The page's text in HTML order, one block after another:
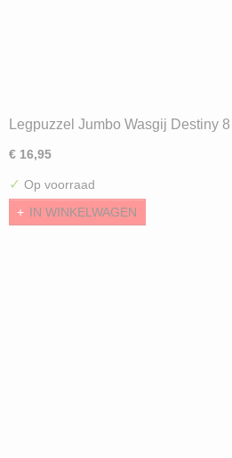
Legpuzzel Jumbo Wasgij Destiny
€ 16,95
✓ Op voorraad
IN WINKELWAGEN